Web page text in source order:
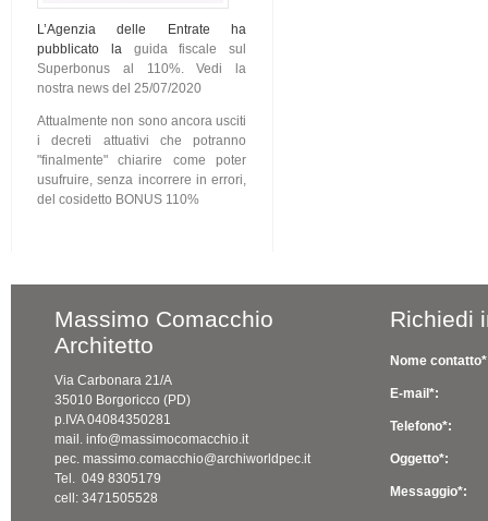
L’Agenzia delle Entrate ha
pubblicato la guida fiscale sul
Superbonus al 110%. Vedi la
nostra news del 25/07/2020
Attualmente non sono ancora usciti
i decreti attuativi che potranno
"finalmente" chiarire come poter
usufruire, senza incorrere in errori,
del cosidetto BONUS 110%
Massimo Comacchio
Architetto
Via Carbonara 21/A
35010 Borgoricco (PD)
p.IVA 04084350281
mail. info@massimocomacchio.it
pec. massimo.comacchio@archiworldpec.it
Tel. 049 8305179
cell: 3471505528
Richiedi
Nome
E-mail*:
Telefono*:
Oggetto*:
Messaggio*: